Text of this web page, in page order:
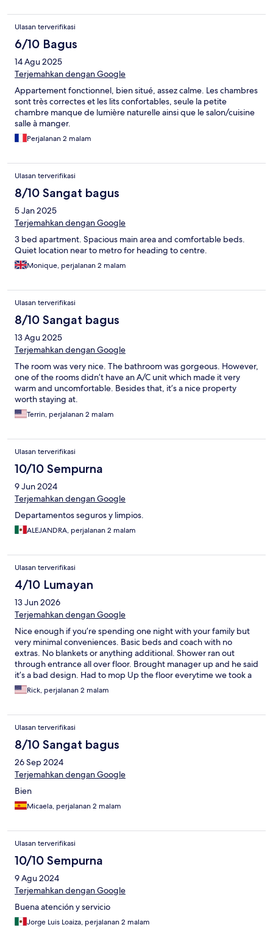
Ulasan terverifikasi
6/10 Bagus
14 Agu 2025
Terjemahkan dengan Google
Appartement fonctionnel, bien situé, assez calme. Les chambres
sont très correctes et les lits confortables, seule la petite
chambre manque de lumière naturelle ainsi que le salon/cuisine
salle à manger.
Perjalanan 2 malam
Ulasan terverifikasi
8/10 Sangat bagus
5 Jan 2025
Terjemahkan dengan Google
3 bed apartment. Spacious main area and comfortable beds.
Quiet location near to metro for heading to centre.
Monique, perjalanan 2 malam
Ulasan terverifikasi
8/10 Sangat bagus
13 Agu 2025
Terjemahkan dengan Google
The room was very nice. The bathroom was gorgeous. However,
one of the rooms didn’t have an A/C unit which made it very
warm and uncomfortable. Besides that, it’s a nice property
worth staying at.
Terrin, perjalanan 2 malam
Ulasan terverifikasi
10/10 Sempurna
9 Jun 2024
Terjemahkan dengan Google
Departamentos seguros y limpios.
ALEJANDRA, perjalanan 2 malam
Ulasan terverifikasi
4/10 Lumayan
13 Jun 2026
Terjemahkan dengan Google
Nice enough if you’re spending one night with your family but
very minimal conveniences. Basic beds and coach with no
extras. No blankets or anything additional. Shower ran out
through entrance all over floor. Brought manager up and he said
it’s a bad design. Had to mop Up the floor everytime we took a
shower. Each time I went to reception to ask a question the aide
would get on the phone and ask me to hold. After five minutes I
Rick, perjalanan 2 malam
Ulasan terverifikasi
8/10 Sangat bagus
26 Sep 2024
Terjemahkan dengan Google
Bien
Micaela, perjalanan 2 malam
Ulasan terverifikasi
10/10 Sempurna
9 Agu 2024
Terjemahkan dengan Google
Buena atención y servicio
Jorge Luis Loaiza, perjalanan 2 malam